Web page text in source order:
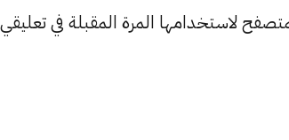
لاستخدامها المرة المقبلة في